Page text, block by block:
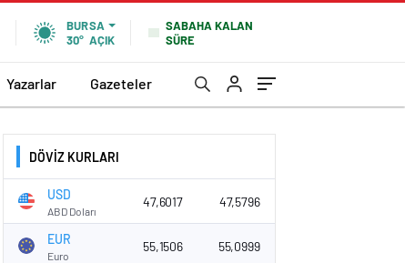
BURSA
30° AÇIK
SABAHA KALAN
SÜRE
Yazarlar Gazeteler
DÖVİZ KURLARI
USD
ABD Doları
47,6017 47,5796
EUR
Euro
55,1506 55,0999